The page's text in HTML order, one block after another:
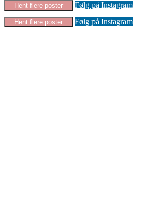
Hent flere poster Følg på Instagram
Hent flere poster Følg på Instagram